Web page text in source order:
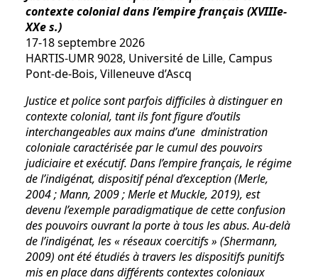
contexte colonial dans l’empire français (XVIIIe-
XXes.)
17-18 septembre 2026
HARTIS-UMR 9028, Université de Lille, Campus
Pont-de-Bois, Villeneuve d’Ascq
Justice et police sont parfois difficiles à distinguer en
contexte colonial, tant ils font figure d’outils
interchangeables aux mains d’une dministration
coloniale caractérisée par le cumul des pouvoirs
judiciaire et exécutif. Dans l’empire français, le régime
de l’indigénat, dispositif pénal d’exception (Merle,
2004 ; Mann, 2009 ; Merle et Muckle, 2019), est
devenu l’exemple paradigmatique de cette confusion
des pouvoirs ouvrant la porte à tous les abus. Au-delà
de l’indigénat, les « réseaux coercitifs » (Shermann,
2009) ont été étudiés à travers les dispositifs punitifs
mis en place dans différents contextes coloniaux